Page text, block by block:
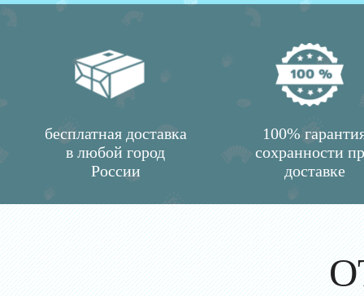
бесплатная доставка
в любой город
России
100%
сохранности
доставке